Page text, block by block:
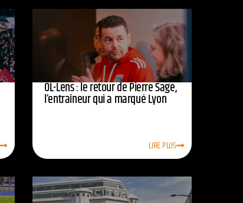
OL-Lens : le retour de Pierre Sage,
l’entraîneur qui a marqué Lyon
LIRE PLUS